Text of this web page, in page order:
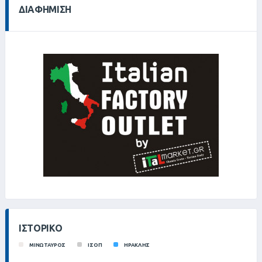
ΔΙΑΦΉΜΙΣΗ
ΙΣΤΟΡΙΚΌ
ΜΙΝΩΤΑΥΡΟΣ ΙΣΟΠ ΗΡΑΚΛΗΣ